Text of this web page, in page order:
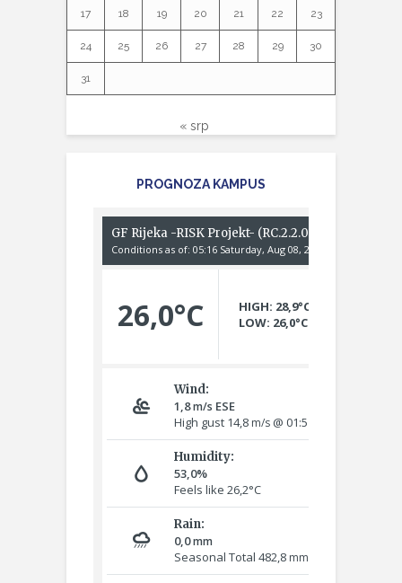
17 18 19 20 21 22 23
24 25 26 27 28 29 30
31
« srp
PROGNOZA KAMPUS